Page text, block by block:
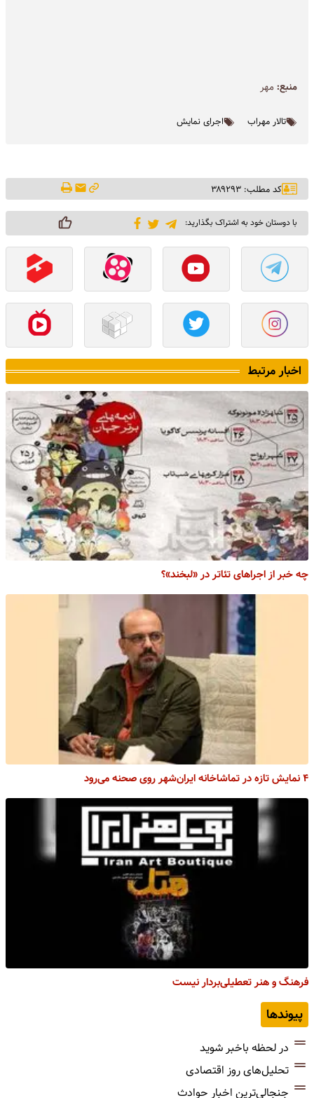
منبع: مهر
تالار مهراب اجرای نمایش
کد مطلب: ۳۸۹۲۹۳
با دوستان خود به اشتراک بگذارید:
اخبار مرتبط
چه خبر از اجراهای تئاتر در «لبخند»؟
۴ نمایش تازه در تماشاخانه ایران‌شهر روی صحنه می‌رود ‌
فرهنگ و هنر تعطیلی‌بردار نیست
پیوندها
در لحظه باخبر شوید
تحلیل‌های روز اقتصادی
جنجالی‌ترین اخبار حوادث